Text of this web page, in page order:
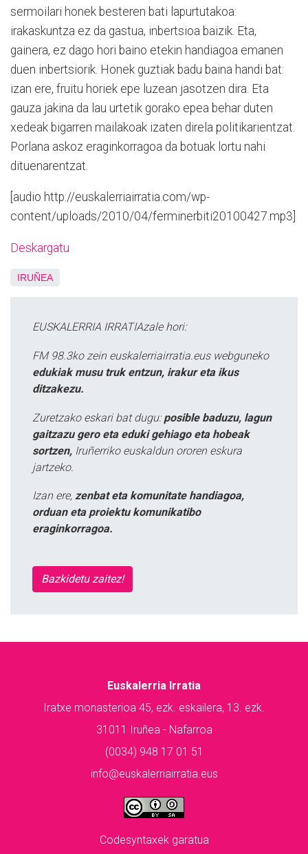
sermoilari honek besteren bati lapurtutakoa:
irakaskuntza ez da gastua, inbertsioa baizik. Eta,
gainera, ez dago hori baino etekin handiagoa emanen
duen inbertsiorik. Honek guztiak badu baina handi bat:
izan ere, fruitu horiek epe luzean jasotzen dira. Eta
gauza jakina da lau urtetik gorako epea behar duten
xedeak bigarren mailakoak izaten direla politikarientzat.
Porlana askoz eraginkorragoa da botuak lortu nahi
dituenarentzat.
[audio http://euskalerriairratia.com/wp-
content/uploads/2010/04/ferminerbiti20100427.mp3]
Deskargatu
IRUÑEA
EUSKALERRIA IRRATIAzale hori:
FM 98.3ko zein euskalerriairratia.eus webguneko
edukiak musu truk entzun, irakur eta ikus
ditzakezu.
Zuretzako eskari bat dugu: posible baduzu, lagun
gaitzazu gero eta eduki gehiago eta hobeak
sortzen, Iruñerriko euskaldun ororen eskura
jartzeko.
Izan ere, zenbat eta komunitate handiagoa,
orduan eta proiektu komunikatibo
eraginkorragoa.
Bazkidetu zaitez!
Euskalerria Irratia
Iratxe monasterioa 45, ezk. eskailera, 13. ezk.
31011 Iruñea - Nafarroa
(0034) 948 17 01 51
info@euskalerriairratia.eus
Codesyntaxek garatua